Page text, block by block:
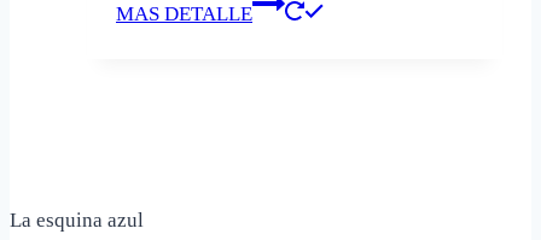
MAS DETALLE
La esquina azul